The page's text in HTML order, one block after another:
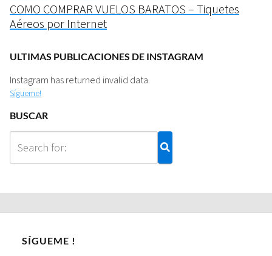
COMO COMPRAR VUELOS BARATOS – Tiquetes
Aéreos por Internet
ULTIMAS PUBLICACIONES DE INSTAGRAM
Instagram has returned invalid data.
Sígueme!
BUSCAR
SÍGUEME !